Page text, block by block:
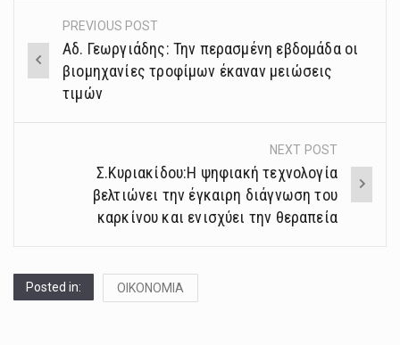
Post
navigation
PREVIOUS POST
Αδ. Γεωργιάδης: Την περασμένη εβδομάδα οι
βιομηχανίες τροφίμων έκαναν μειώσεις
τιμών
NEXT POST
Σ.Κυριακίδου:Η ψηφιακή τεχνολογία
βελτιώνει την έγκαιρη διάγνωση του
καρκίνου και ενισχύει την θεραπεία
Posted in: ΟΙΚΟΝΟΜΙΑ